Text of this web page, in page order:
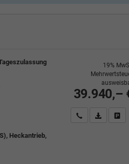
Heckantrieb,
39.940,–
19%
Wir rufen Sie an
PDF-